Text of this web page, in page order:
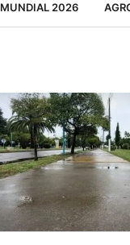
MUNDIAL 2026